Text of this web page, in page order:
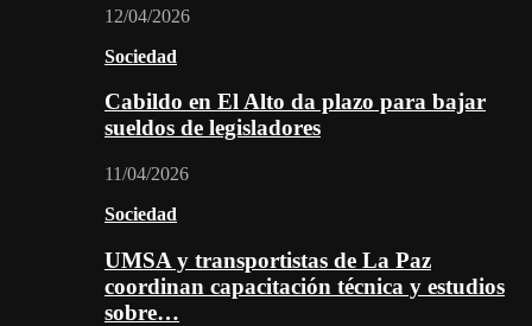
12/04/2026
Sociedad
Cabildo en El Alto da plazo para bajar
sueldos de legisladores
11/04/2026
Sociedad
UMSA y transportistas de La Paz
coordinan capacitación técnica y estudios
sobre…